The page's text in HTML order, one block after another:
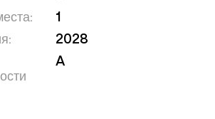
1
2028
A